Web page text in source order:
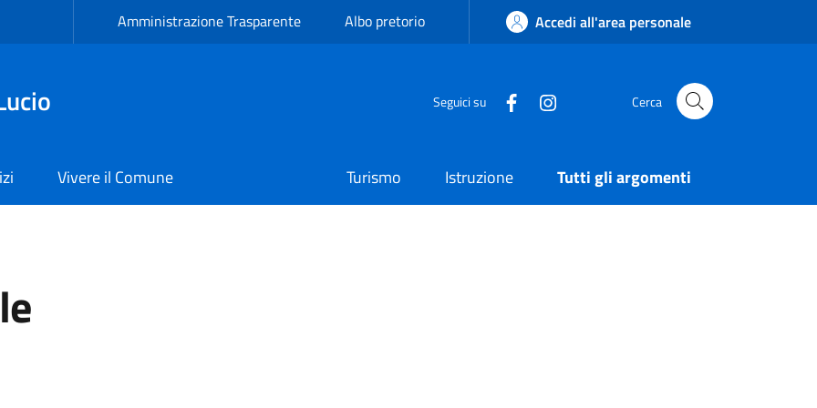
Amministrazione Trasparente Albo pretorio Accedi all'area personale
Seguici su Cerca
Vivere il Comune Turismo Istruzione Tutti gli argomenti